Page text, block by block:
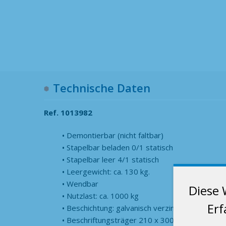
Diese
Technische Daten
Ref. 1013982
Demontierbar (nicht faltbar)
Stapelbar beladen 0/1 statisch
Stapelbar leer 4/1 statisch
Leergewicht: ca. 130 kg.
Wendbar
Nutzlast: ca. 1000 kg
Beschichtung: galvanisch verzinkt
Beschriftungsträger 210 x 300 mm